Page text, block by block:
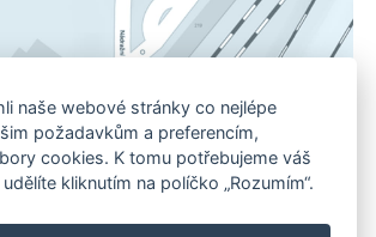
naše webové stránky co nejlépe
požadavkům a preferencím,
cookies. K tomu potřebujeme váš
kliknutím na políčko „Rozumím“.